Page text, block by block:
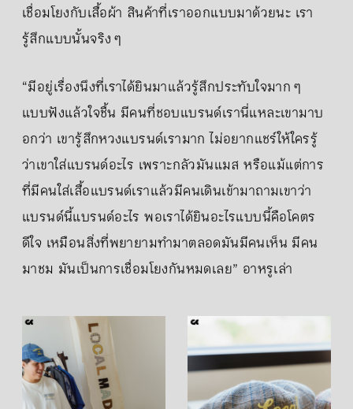
เชื่อมโยงกับเสื้อผ้า สินค้าที่เราออกแบบมาด้วยนะ เรา
รู้สึกแบบนั้นจริง ๆ
“มีอยู่เรื่องนึงที่เราได้ยินมาแล้วรู้สึกประทับใจมาก ๆ
แบบฟังแล้วใจชื้น มีคนที่ชอบแบรนด์เรานี่แหละเขามาบ
อกว่า เขารู้สึกหวงแบรนด์เรามาก ไม่อยากแชร์ให้ใครรู้
ว่าเขาใส่แบรนด์อะไร เพราะกลัวมันแมส หรือแม้แต่การ
ที่มีคนใส่เสื้อแบรนด์เราแล้วมีคนเดินเข้ามาถามเขาว่า
แบรนด์นี้แบรนด์อะไร พอเราได้ยินอะไรแบบนี้คือโคตร
ดีใจ เหมือนสิ่งที่พยายามทำมาตลอดมันมีคนเห็น มีคน
มาชม มันเป็นการเชื่อมโยงกันหมดเลย” อาหรูเล่า